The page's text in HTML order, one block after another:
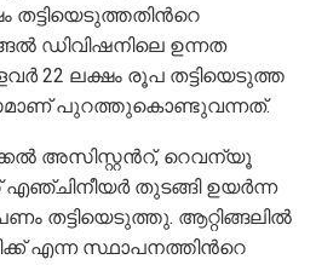
ഡിവിഷനിലെ ഉന്നത
22 ലക്ഷം രൂപ തട്ടിയെടുത്ത
പുറത്തുകൊണ്ടുവന്നത്.
അസിസ്റ്റന്‍റ്, റെവന്യൂ
തുടങ്ങി ഉയര്‍ന്ന
തട്ടിയെടുത്തു. ആറ്റിങ്ങലില്‍
എന്ന സ്ഥാപനത്തിന്‍റെ